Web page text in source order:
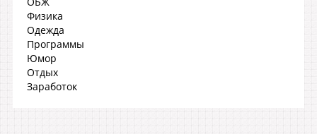
Физика
Одежда
Программы
Юмор
Отдых
Заработок